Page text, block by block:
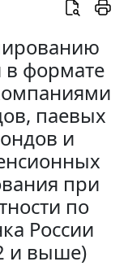
в формате
паевых
и
при
по
России
и выше)